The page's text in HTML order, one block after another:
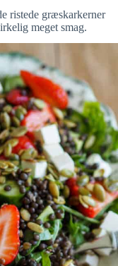
ristede græskarkerner
meget smag.